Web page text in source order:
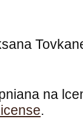
na
.